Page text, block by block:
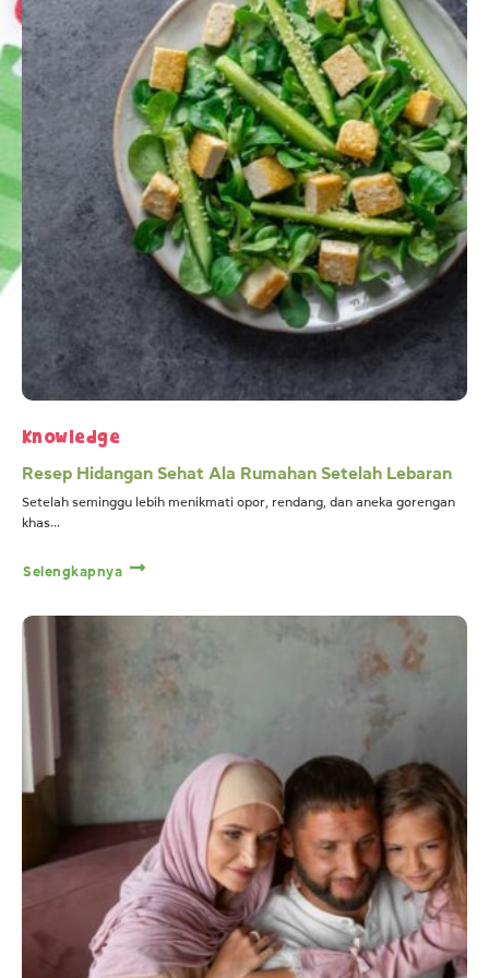
Knowledge
Resep Hidangan Sehat Ala Rumahan Setelah Lebaran
Setelah seminggu lebih menikmati opor, rendang, dan aneka gorengan
khas...
Selengkapnya